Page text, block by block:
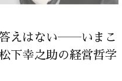
えはない――いまこ
下幸之助の経営哲学